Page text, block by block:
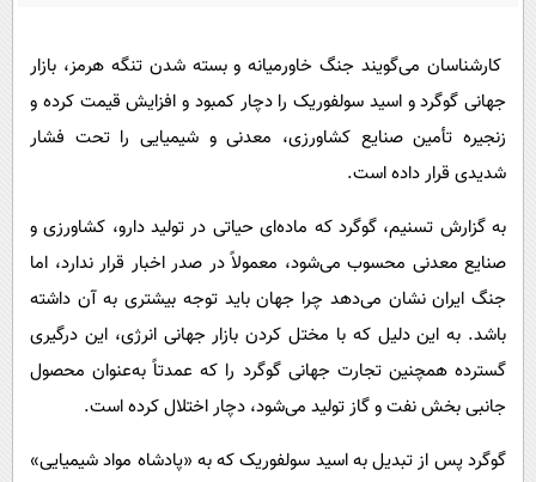
فناوری
گوناگون
حوادث
سلامت
اجتماعی
حیات وحش
سیاست خارجی
آشپزی
دانلود
کارشناسان می‌گویند جنگ خاورمیانه و بسته شدن تنگه هرمز، بازار
جهانی گوگرد و اسید سولفوریک را دچار کمبود و افزایش قیمت کرده و
زنجیره تأمین صنایع کشاورزی، معدنی و شیمیایی را تحت فشار
شدیدی قرار داده است.
به گزارش تسنیم، گوگرد که ماده‌ای حیاتی در تولید دارو، کشاورزی و
صنایع معدنی محسوب می‌شود، معمولاً در صدر اخبار قرار ندارد، اما
جنگ ایران نشان می‌دهد چرا جهان باید توجه بیشتری به آن داشته
باشد. به این دلیل که با مختل کردن بازار جهانی انرژی، این درگیری
گسترده همچنین تجارت جهانی گوگرد را که عمدتاً به‌عنوان محصول
جانبی بخش نفت و گاز تولید می‌شود، دچار اختلال کرده است.
گوگرد پس از تبدیل به اسید سولفوریک که به «پادشاه مواد شیمیایی»